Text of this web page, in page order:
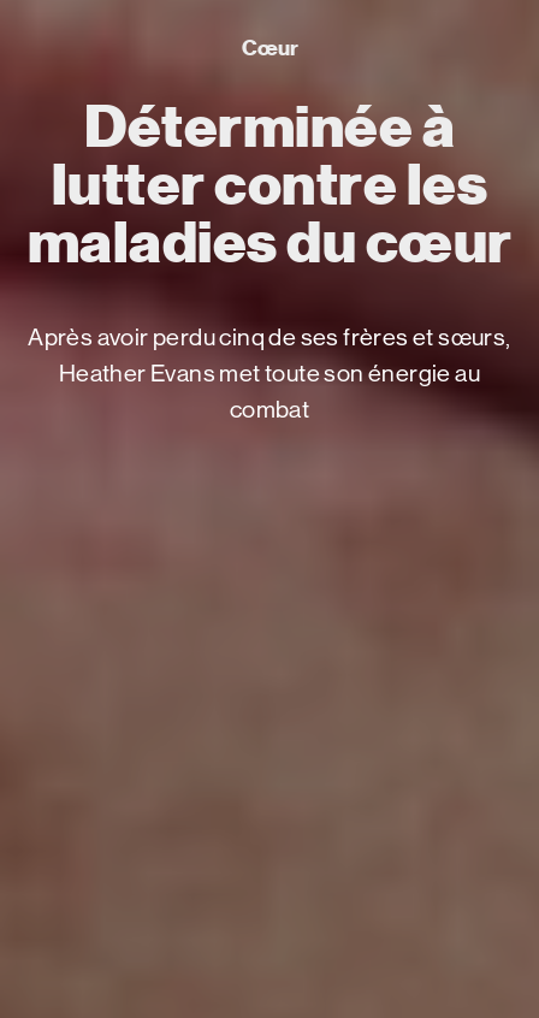
Cœur
Déterminée à
lutter contre les
maladies du cœur
Après avoir perdu cinq de ses frères et sœurs,
Heather Evans met toute son énergie au
combat